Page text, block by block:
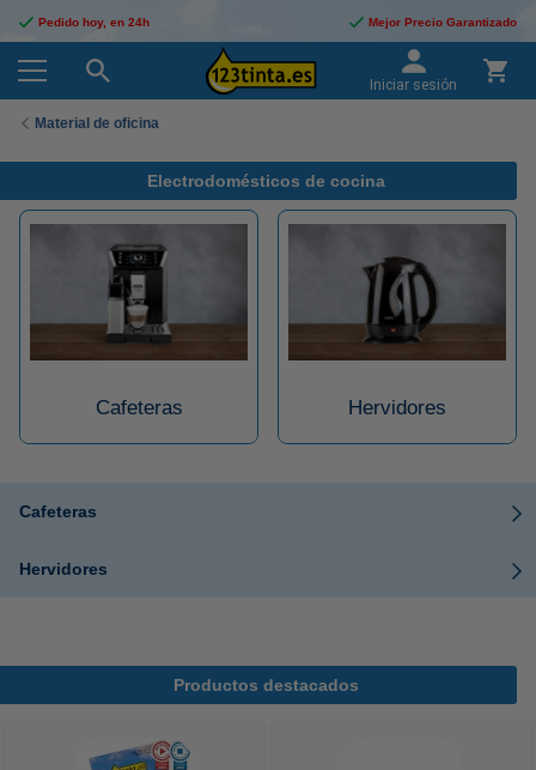
Pedido hoy, en 24h Mejor Precio Garantizado
Iniciar sesión
Material de oficina
Electrodomésticos de cocina
Cafeteras Hervidores
Cafeteras
Hervidores
Productos destacados